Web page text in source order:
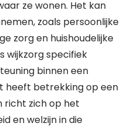
ze wonen. Het kan
zoals persoonlijke
zorg en huishoudelijke
wijkzorg specifiek
binnen een
heeft betrekking op een
richt zich op het
en welzijn in die